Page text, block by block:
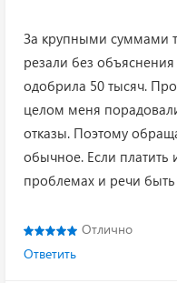
За крупными суммами
резали без
одобрила 50 тысяч.
целом меня
отказы. Поэтому
обычное. Если платить
проблемах и речи
Отлично
Ответить